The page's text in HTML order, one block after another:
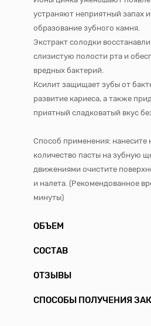
устраняют неприятный запах
образование зубного камня.
Экстракт солодки
слизистую полости рта и
вредных бактерий.
Ксилит защищает зубы от
развитие кариеса, а также
приятный сладковатый вкус
Способ применения: нанесите
количество пасты на зубную
движениями очистите
и налета. (Рекомендованное
минуты)
ОБЪЕМ
СОСТАВ
ОТЗЫВЫ
СПОСОБЫ ПОЛУЧЕНИЯ